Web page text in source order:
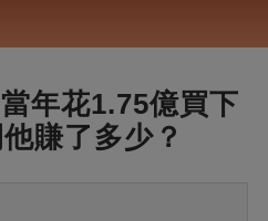
年花1.75億買下
賺了多少？